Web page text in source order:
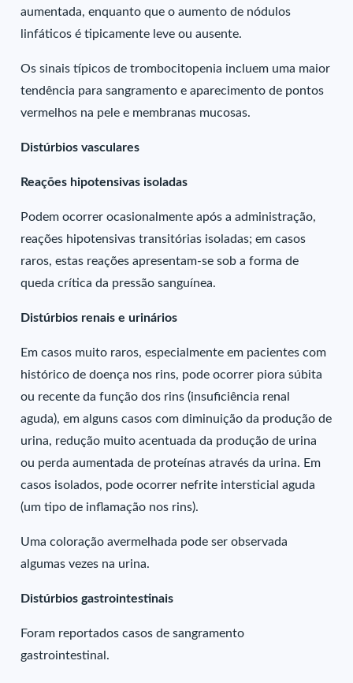
aumentada, enquanto que o aumento de nódulos
linfáticos é tipicamente leve ou ausente.
Os sinais típicos de trombocitopenia incluem uma maior
tendência para sangramento e aparecimento de pontos
vermelhos na pele e membranas mucosas.
Distúrbios vasculares
Reações hipotensivas isoladas
Podem ocorrer ocasionalmente após a administração,
reações hipotensivas transitórias isoladas; em casos
raros, estas reações apresentam-se sob a forma de
queda crítica da pressão sanguínea.
Distúrbios renais e urinários
Em casos muito raros, especialmente em pacientes com
histórico de doença nos rins, pode ocorrer piora súbita
ou recente da função dos rins (insuficiência renal
aguda), em alguns casos com diminuição da produção de
urina, redução muito acentuada da produção de urina
ou perda aumentada de proteínas através da urina. Em
casos isolados, pode ocorrer nefrite intersticial aguda
(um tipo de inflamação nos rins).
Uma coloração avermelhada pode ser observada
algumas vezes na urina.
Distúrbios gastrointestinais
Foram reportados casos de sangramento
gastrointestinal.